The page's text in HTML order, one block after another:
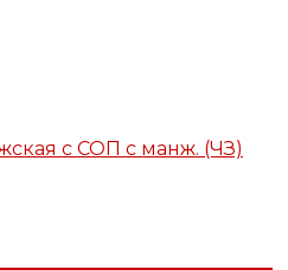
с СОП с манж. (ЧЗ)